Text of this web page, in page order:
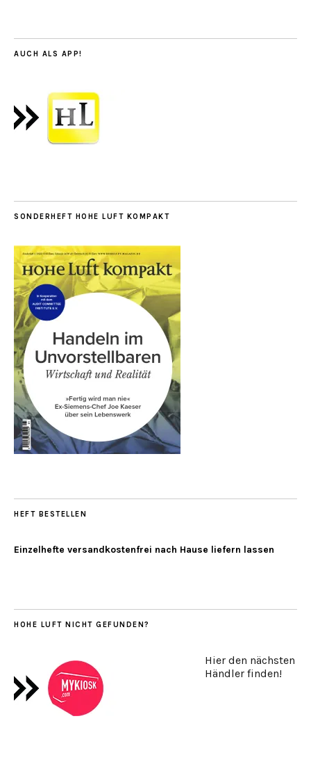
AUCH ALS APP!
SONDERHEFT HOHE LUFT KOMPAKT
HEFT BESTELLEN
Einzelhefte versandkostenfrei nach Hause liefern lassen
HOHE LUFT NICHT GEFUNDEN?
Hier den nächsten
Händler finden!